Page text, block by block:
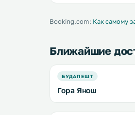
Booking.com: Как самому
Ближайшие
БУДАПЕШТ
Гора Янош